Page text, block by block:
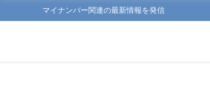
マイナンバー関連の最新情報を発信